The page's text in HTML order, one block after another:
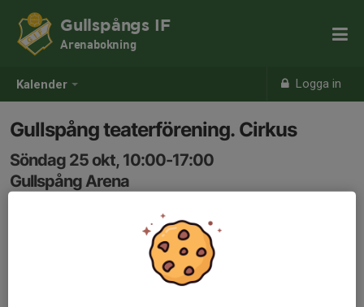
Kalender Logga in
Gullspångs IF
Arenabokning
Gullspång teaterförening. Cirkus
Söndag 25 okt, 10:00-17:00
Gullspång Arena